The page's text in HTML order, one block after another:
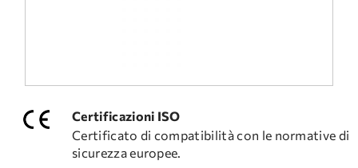
Certificazioni ISO
Certificato di compatibilità con le normative di
sicurezza europee.